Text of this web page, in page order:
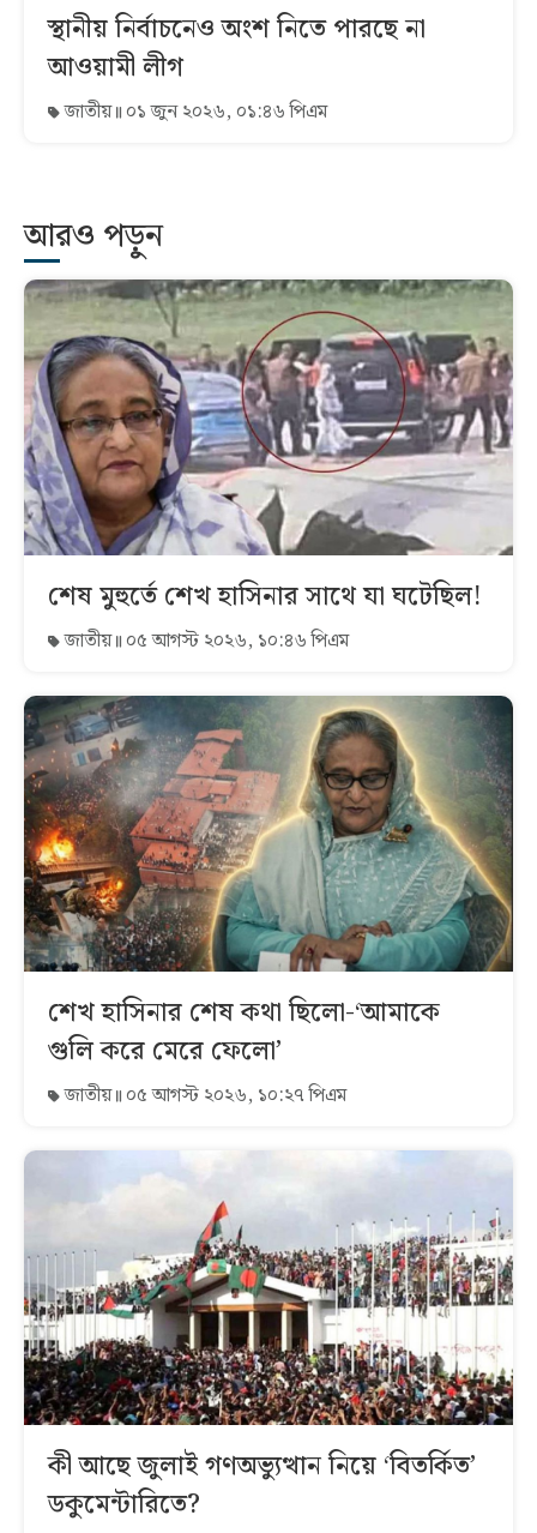
স্থানীয় নির্বাচনেও অংশ নিতে পারছে না
আওয়ামী লীগ
জাতীয় ০১ জুন ২০২৬, ০১:৪৬ পিএম
আরও পড়ুন
শেষ মুহুর্তে শেখ হাসিনার সাথে যা ঘটেছিল!
জাতীয় ০৫ আগস্ট ২০২৬, ১০:৪৬ পিএম
শেখ হাসিনার শেষ কথা ছিলো-‘আমাকে
গুলি করে মেরে ফেলো’
জাতীয় ০৫ আগস্ট ২০২৬, ১০:২৭ পিএম
কী আছে জুলাই গণঅভ্যুত্থান নিয়ে ‘বিতর্কিত’
ডকুমেন্টারিতে?